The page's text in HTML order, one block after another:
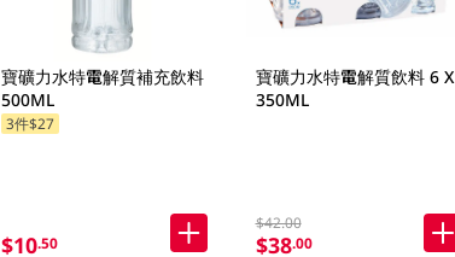
寶礦力水特電解質補充飲料
500ML
3件$27
$10.50
寶礦力水特電解質飲料 6 X
350ML
$42.00
$38.00